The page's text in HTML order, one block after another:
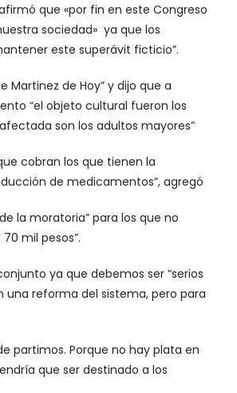
que «por fin en este Congreso
sociedad» ya que los
este superávit ficticio”.
de Hoy” y dijo que a
“el objeto cultural fueron los
son los adultos mayores”
cobran los que tienen la
de medicamentos”, agregó
la moratoria” para los que no
mil pesos”.
ya que debemos ser “serios
reforma del sistema, pero para
partimos. Porque no hay plata en
que ser destinado a los